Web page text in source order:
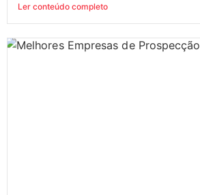
Ler conteúdo completo